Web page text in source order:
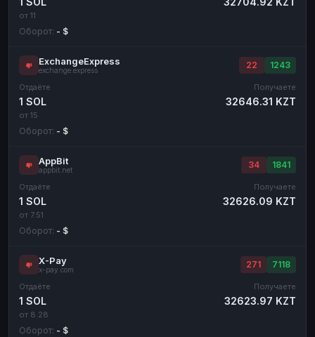
от 11
Оборот: - $
ExchangeExpress
exchange.express
22 1243
Отдаёте
1 SOL
от 15
Получаете
32646.31 KZT
Оборот: - $
AppBit
appbit.net
34 1841
Отдаёте
1 SOL
от 7.51
Получаете
32626.09 KZT
Оборот: - $
X-Pay
x-pay.com
271 7118
Отдаёте
1 SOL
от 8.28
Получаете
32623.97 KZT
Оборот: - $